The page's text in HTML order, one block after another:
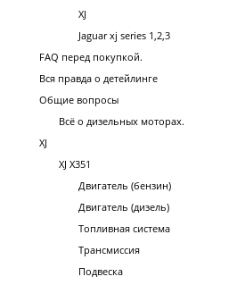
XJ
Jaguar xj series 1,2,3
FAQ перед покупкой.
Вся правда о детейлинге
Общие вопросы
Всё о дизельных моторах.
XJ
XJ X351
Двигатель (бензин)
Двигатель (дизель)
Топливная система
Трансмиссия
Подвеска